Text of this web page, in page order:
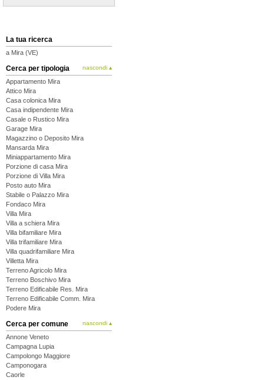
La tua ricerca
a Mira (VE)
Cerca per tipologia nascondi ▴
Appartamento Mira
Attico Mira
Casa colonica Mira
Casa indipendente Mira
Casale o Rustico Mira
Garage Mira
Magazzino o Deposito Mira
Mansarda Mira
Miniappartamento Mira
Porzione di casa Mira
Porzione di Villa Mira
Posto auto Mira
Stabile o Palazzo Mira
Fondaco Mira
Villa Mira
Villa a schiera Mira
Villa bifamiliare Mira
Villa trifamiliare Mira
Villa quadrifamiliare Mira
Villetta Mira
Terreno Agricolo Mira
Terreno Boschivo Mira
Terreno Edificabile Res. Mira
Terreno Edificabile Comm. Mira
Podere Mira
Cerca per comune nascondi ▴
Annone Veneto
Campagna Lupia
Campolongo Maggiore
Camponogara
Caorle